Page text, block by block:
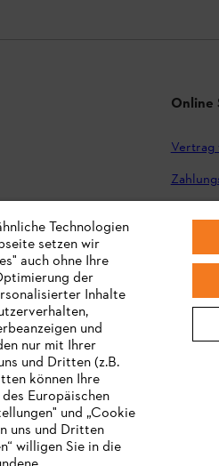
Online
Vertrag
STIHL
STIHL
MY
Technologien
setzen wir
auch ohne Ihre
der
Inhalte
und
nur mit Ihrer
und Dritten (z.B.
können Ihre
Europäischen
und „Cookie
uns und Dritten
willigen Sie in die